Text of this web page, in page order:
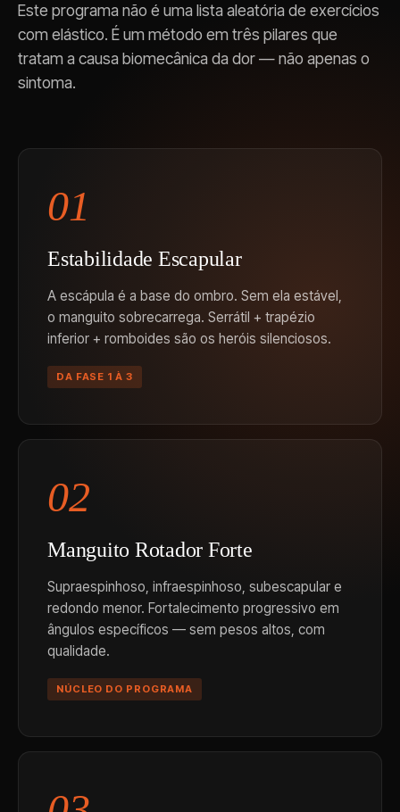
Este programa não é uma lista aleatória de exercícios
com elástico. É um método em três pilares que
tratam a causa biomecânica da dor — não apenas o
sintoma.
01
Estabilidade Escapular
A escápula é a base do ombro. Sem ela estável,
o manguito sobrecarrega. Serrátil + trapézio
inferior + romboides são os heróis silenciosos.
DA FASE 1 À 3
02
Manguito Rotador Forte
Supraespinhoso, infraespinhoso, subescapular e
redondo menor. Fortalecimento progressivo em
ângulos específicos — sem pesos altos, com
qualidade.
NÚCLEO DO PROGRAMA